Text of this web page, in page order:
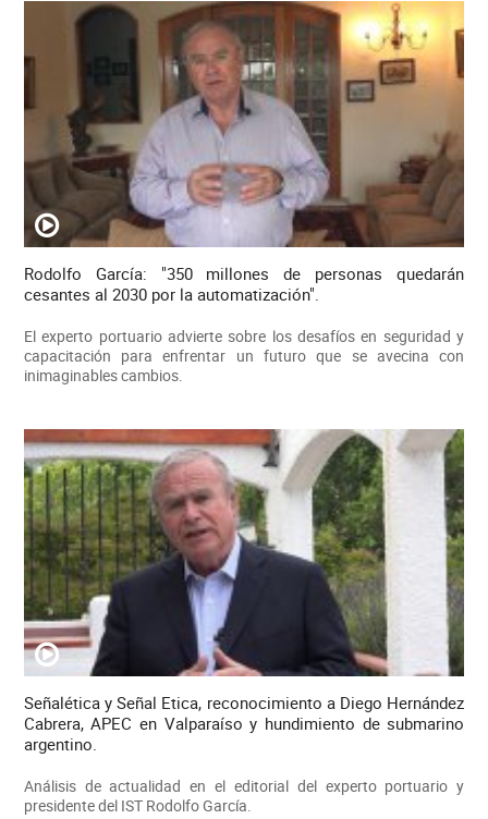
Rodolfo García: "350 millones de personas quedarán
cesantes al 2030 por la automatización".
El experto portuario advierte sobre los desafíos en seguridad y
capacitación para enfrentar un futuro que se avecina con
inimaginables cambios.
Señalética y Señal Etica, reconocimiento a Diego Hernández
Cabrera, APEC en Valparaíso y hundimiento de submarino
argentino.
Análisis de actualidad en el editorial del experto portuario y
presidente del IST Rodolfo García.